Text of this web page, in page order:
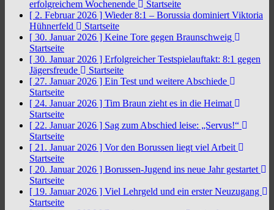
erfolgreichem Wochenende
Startseite
[ 2. Februar 2026 ] Wieder 8:1 – Borussia dominiert Viktoria
Hühnerfeld
Startseite
[ 30. Januar 2026 ] Keine Tore gegen Braunschweig
Startseite
[ 30. Januar 2026 ] Erfolgreicher Testspielauftakt: 8:1 gegen
Jägersfreude
Startseite
[ 27. Januar 2026 ] Ein Test und weitere Abschiede
Startseite
[ 24. Januar 2026 ] Tim Braun zieht es in die Heimat
Startseite
[ 22. Januar 2026 ] Sag zum Abschied leise: „Servus!“
Startseite
[ 21. Januar 2026 ] Vor den Borussen liegt viel Arbeit
Startseite
[ 20. Januar 2026 ] Borussen-Jugend ins neue Jahr gestartet
Startseite
[ 19. Januar 2026 ] Viel Lehrgeld und ein erster Neuzugang
Startseite